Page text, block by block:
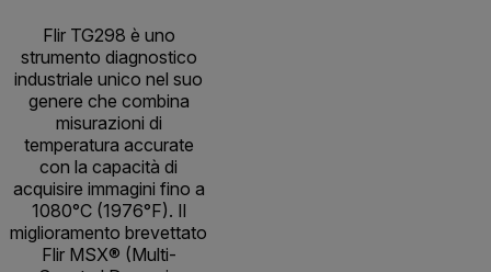
Flir TG298 è uno
strumento diagnostico
industriale unico nel suo
genere che combina
misurazioni di
temperatura accurate
con la capacità di
acquisire immagini fino a
1080°C (1976°F). Il
miglioramento brevettato
Flir MSX® (Multi-